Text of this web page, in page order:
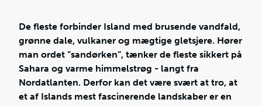
De fleste forbinder Island med brusende vandfald,
grønne dale, vulkaner og mægtige gletsjere. Hører
man ordet ”sandørken”, tænker de fleste sikkert på
Sahara og varme himmelstrøg - langt fra
Nordatlanten. Derfor kan det være svært at tro, at
et af Islands mest fascinerende landskaber er en